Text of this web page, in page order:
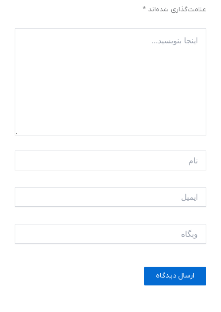
علامت‌گذاری شده‌اند *
بنویسید…